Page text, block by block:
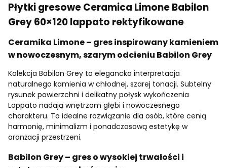
Płytki gresowe Ceramica Limone Babilon
Grey 60×120 lappato rektyfikowane
Ceramika Limone – gres inspirowany kamieniem
w nowoczesnym, szarym odcieniu Babilon Grey
Kolekcja Babilon Grey to elegancka interpretacja
naturalnego kamienia w chłodnej, szarej tonacji. Subtelny
rysunek powierzchni i delikatny połysk wykończenia
Lappato nadają wnętrzom głębi i nowoczesnego
charakteru. To idealne rozwiązanie dla osób, które cenią
harmonię, minimalizm i ponadczasową estetykę w
aranżacji przestrzeni.
Babilon Grey – gres o wysokiej trwałości i